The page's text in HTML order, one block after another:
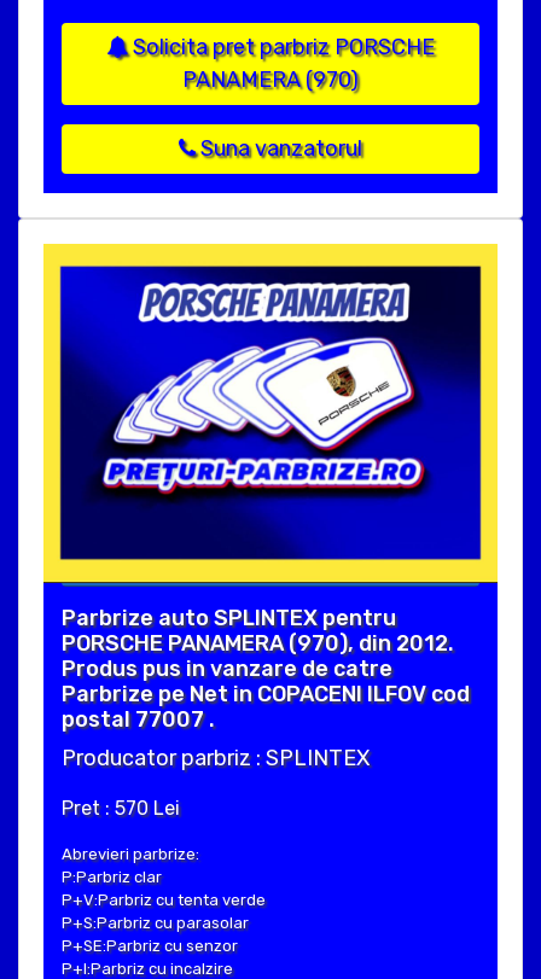
Solicita pret parbriz PORSCHE
PANAMERA (970)
Suna vanzatorul
Parbrize auto SPLINTEX pentru
PORSCHE PANAMERA (970), din 2012.
Produs pus in vanzare de catre
Parbrize pe Net in COPACENI ILFOV cod
postal 77007 .
Producator parbriz : SPLINTEX
Pret : 570 Lei
Abrevieri parbrize:
P:Parbriz clar
P+V:Parbriz cu tenta verde
P+S:Parbriz cu parasolar
P+SE:Parbriz cu senzor
P+I:Parbriz cu incalzire